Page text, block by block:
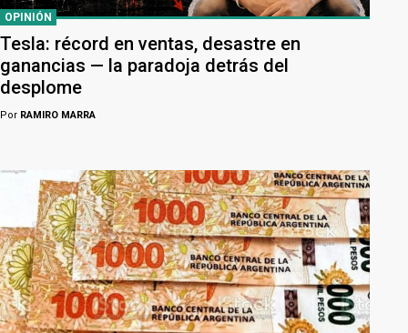
OPINIÓN
Tesla: récord en ventas, desastre en
ganancias — la paradoja detrás del
desplome
Por RAMIRO MARRA